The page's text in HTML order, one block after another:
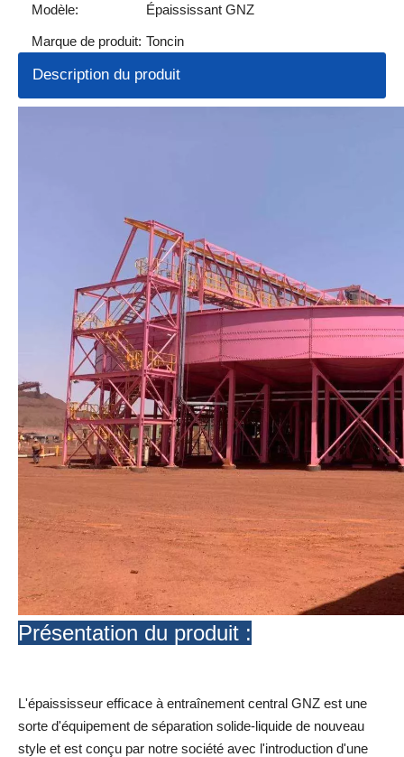
Modèle: Épaississant GNZ
Marque de produit: Toncin
Description du produit
Présentation du produit :
L'épaississeur efficace à entraînement central GNZ est une
sorte d'équipement de séparation solide-liquide de nouveau
style et est conçu par notre société avec l'introduction d'une